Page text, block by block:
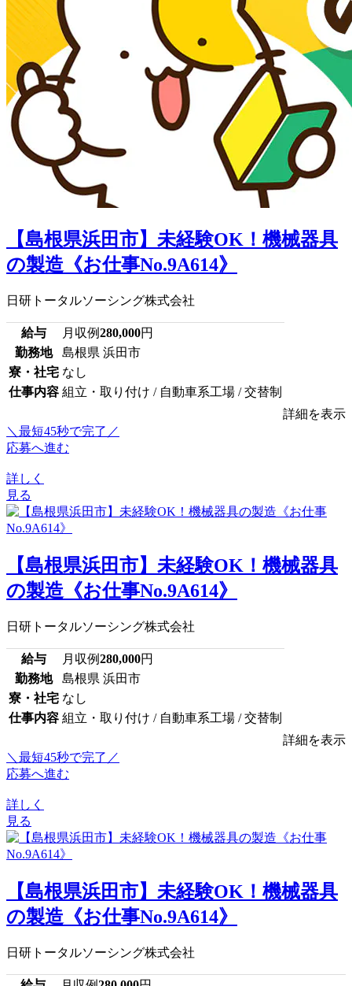
【島根県浜田市】未経験OK！機械器具
の製造《お仕事No.9A614》
日研トータルソーシング株式会社
給与 月収例280,000円
勤務地
島根県 浜田市
寮・社宅 なし
仕事内容 組立・取り付け / 自動車系工場 / 交替制
詳細を表示
＼最短45秒で完了／
応募へ進む
詳しく
見る
【島根県浜田市】未経験OK！機械器具
の製造《お仕事No.9A614》
日研トータルソーシング株式会社
給与 月収例280,000円
勤務地
島根県 浜田市
寮・社宅 なし
仕事内容 組立・取り付け / 自動車系工場 / 交替制
詳細を表示
＼最短45秒で完了／
応募へ進む
詳しく
見る
【島根県浜田市】未経験OK！機械器具
の製造《お仕事No.9A614》
日研トータルソーシング株式会社